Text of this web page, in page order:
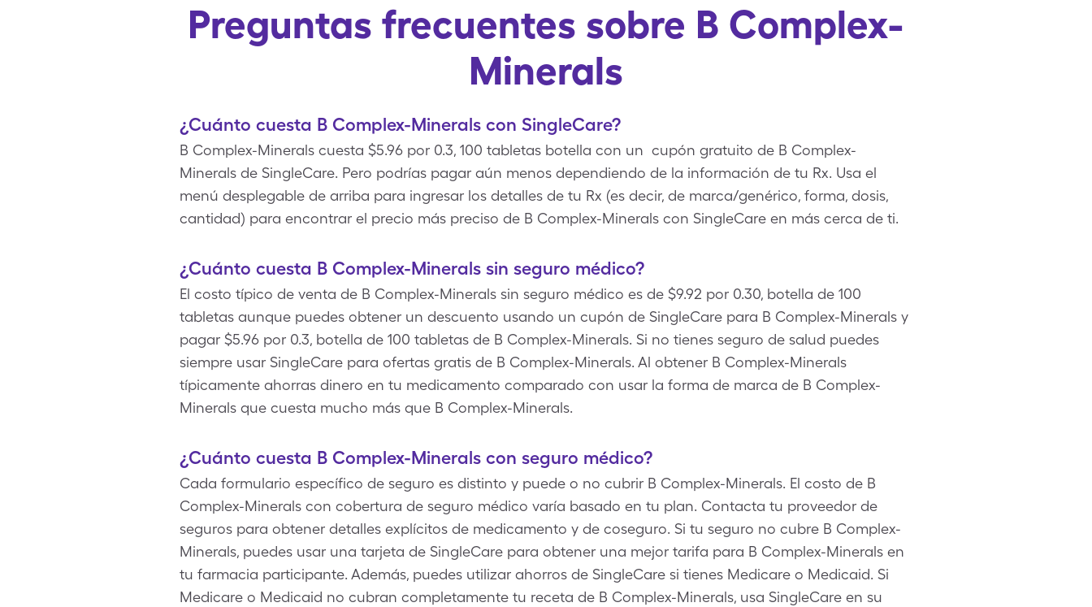
Preguntas frecuentes sobre B Complex-
Minerals
¿Cuánto cuesta B Complex-Minerals con SingleCare?
B Complex-Minerals cuesta $5.96 por 0.3, 100 tabletas botella con un cupón gratuito de B Complex-
Minerals de SingleCare. Pero podrías pagar aún menos dependiendo de la información de tu Rx. Usa el
menú desplegable de arriba para ingresar los detalles de tu Rx (es decir, de marca/genérico, forma, dosis,
cantidad) para encontrar el precio más preciso de B Complex-Minerals con SingleCare en más cerca de ti.
¿Cuánto cuesta B Complex-Minerals sin seguro médico?
El costo típico de venta de B Complex-Minerals sin seguro médico es de $9.92 por 0.30, botella de 100
tabletas aunque puedes obtener un descuento usando un cupón de SingleCare para B Complex-Minerals y
pagar $5.96 por 0.3, botella de 100 tabletas de B Complex-Minerals. Si no tienes seguro de salud puedes
siempre usar SingleCare para ofertas gratis de B Complex-Minerals. Al obtener B Complex-Minerals
típicamente ahorras dinero en tu medicamento comparado con usar la forma de marca de B Complex-
Minerals que cuesta mucho más que B Complex-Minerals.
¿Cuánto cuesta B Complex-Minerals con seguro médico?
Cada formulario específico de seguro es distinto y puede o no cubrir B Complex-Minerals. El costo de B
Complex-Minerals con cobertura de seguro médico varía basado en tu plan. Contacta tu proveedor de
seguros para obtener detalles explícitos de medicamento y de coseguro. Si tu seguro no cubre B Complex-
Minerals, puedes usar una tarjeta de SingleCare para obtener una mejor tarifa para B Complex-Minerals en
tu farmacia participante. Además, puedes utilizar ahorros de SingleCare si tienes Medicare o Medicaid. Si
Medicare o Medicaid no cubran completamente tu receta de B Complex-Minerals, usa SingleCare en su